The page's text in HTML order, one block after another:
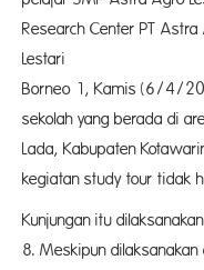
Research Center PT Astra
Borneo 1, Kamis (6/4/
sekolah yang berada di
Lada, Kabupaten
kegiatan study tour tidak
Kunjungan itu
8. Meskipun